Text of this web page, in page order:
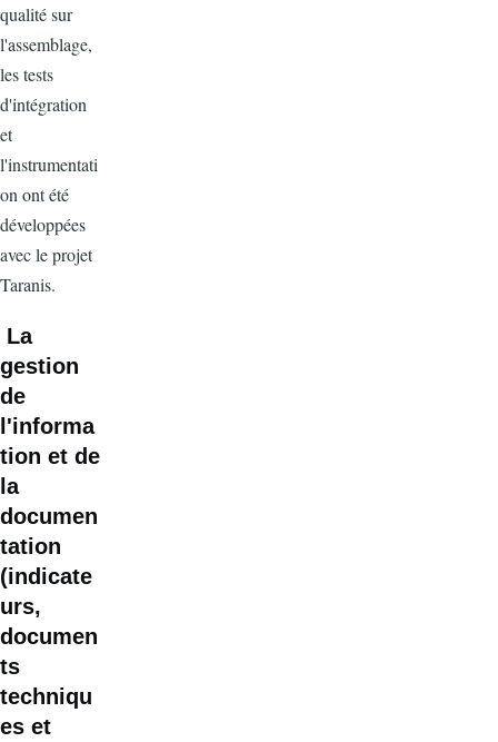
qualité sur
l'assemblage,
les tests
d'intégration
et
l'instrumentati
on ont été
développées
avec le projet
Taranis.
La
gestion
de
l'informa
tion et de
la
documen
tation
(indicate
urs,
documen
ts
techniqu
es et